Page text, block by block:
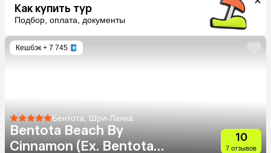
Как купить тур
Подбор, оплата, документы
Кешбэк + 7 745
Бентота, Шри-Ланка
Bentota Beach By
Cinnamon (Ex. Bentota
10
7 отзывов